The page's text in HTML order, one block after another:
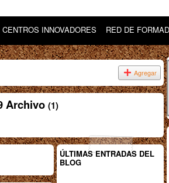
CENTROS INNOVADORES RED DE
Agregar
Archivo (1)
ÚLTIMAS ENTRADAS DEL
BLOG